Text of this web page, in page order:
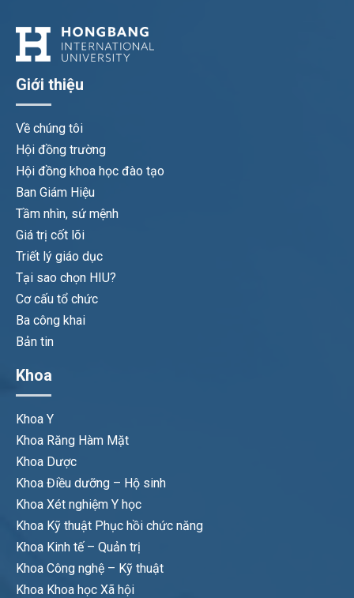
Giới thiệu
Về chúng tôi
Hội đồng trường
Hội đồng khoa học đào tạo
Ban Giám Hiệu
Tầm nhìn, sứ mệnh
Giá trị cốt lõi
Triết lý giáo dục
Tại sao chọn HIU?
Cơ cấu tổ chức
Ba công khai
Bản tin
Khoa
Khoa Y
Khoa Răng Hàm Mặt
Khoa Dược
Khoa Điều dưỡng – Hộ sinh
Khoa Xét nghiệm Y học
Khoa Kỹ thuật Phục hồi chức năng
Khoa Kinh tế – Quản trị
Khoa Công nghệ – Kỹ thuật
Khoa Khoa học Xã hội